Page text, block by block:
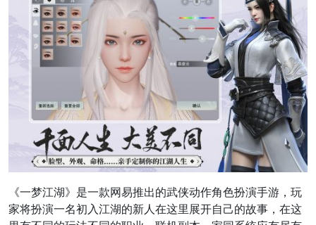
《一梦江湖》是一款网易推出的武侠动作角色扮演手游，玩
家将扮演一名初入江湖的新人在这里展开自己的故事，在这